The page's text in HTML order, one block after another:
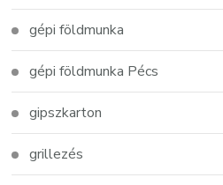
gépi földmunka
gépi földmunka Pécs
gipszkarton
grillezés